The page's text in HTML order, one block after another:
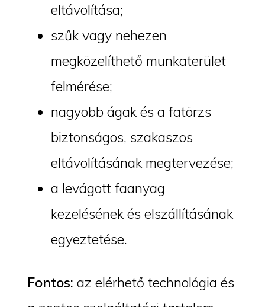
eltávolítása;
szűk vagy nehezen
megközelíthető munkaterület
felmérése;
nagyobb ágak és a fatörzs
biztonságos, szakaszos
eltávolításának megtervezése;
a levágott faanyag
kezelésének és elszállításának
egyeztetése.
Fontos: az elérhető technológia és